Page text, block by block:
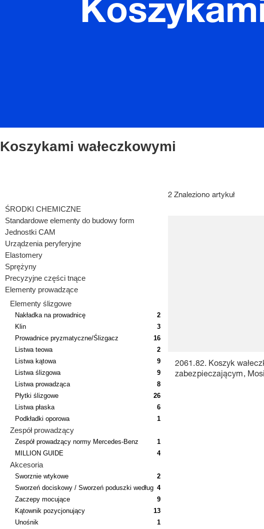
Koszykami wałeczkowymi
ŚRODKI CHEMICZNE
Standardowe elementy do budowy form
Jednostki CAM
Urządzenia peryferyjne
Elastomery
Sprężyny
Precyzyjne części tnące
Elementy prowadzące
Elementy ślizgowe
Nakładka na prowadnicę
2
Klin
3
Prowadnice pryzmatyczne/Ślizgacz
16
Listwa teowa
2
Listwa kątowa
9
Listwa ślizgowa
9
Listwa prowadząca
8
Płytki ślizgowe
26
Listwa płaska
6
Podkładki oporowa
1
Zespół prowadzący
Zespół prowadzący normy Mercedes-Benz
1
MILLION GUIDE
4
Akcesoria
Sworznie wtykowe
2
Sworzeń dociskowy / Sworzeń poduszki według 4
Zaczepy mocujące
9
Kątownik pozycjonujący
13
Unośnik
1
2 Znaleziono artykuł
2061.82. Koszyk
zabezpieczającym,